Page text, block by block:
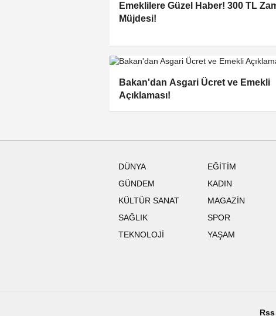
Emeklilere Güzel Haber! 300 TL
Müjdesi!
Bakan'dan Asgari Ücret ve Emekli
Açıklaması!
DÜNYA
EĞİTİM
GÜNDEM
KADIN
KÜLTÜR SANAT
MAGAZİN
SAĞLIK
SPOR
TEKNOLOJİ
YAŞAM
Rss